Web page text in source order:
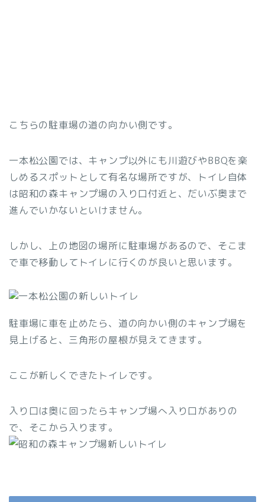
こちらの駐車場の道の向かい側です。
一本松公園では、キャンプ以外にも川遊びやBBQを楽
しめるスポットとして有名な場所ですが、トイレ自体
は昭和の森キャンプ場の入り口付近と、だいぶ奥まで
進んでいかないといけません。
しかし、上の地図の場所に駐車場があるので、そこま
で車で移動してトイレに行くのが良いと思います。
駐車場に車を止めたら、道の向かい側のキャンプ場を
見上げると、三角形の屋根が見えてきます。
ここが新しくできたトイレです。
入り口は奥に回ったらキャンプ場へ入り口がありの
で、そこから入ります。